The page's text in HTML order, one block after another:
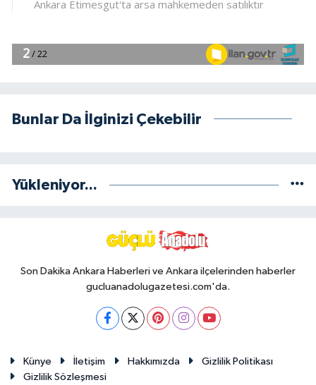
Bunlar Da İlginizi Çekebilir
Yükleniyor...
Son Dakika Ankara Haberleri ve Ankara ilçelerinden haberler
gucluanadolugazetesi.com'da.
Künye İletişim Hakkımızda
Gizlilik Politikası
Gizlilik Sözleşmesi